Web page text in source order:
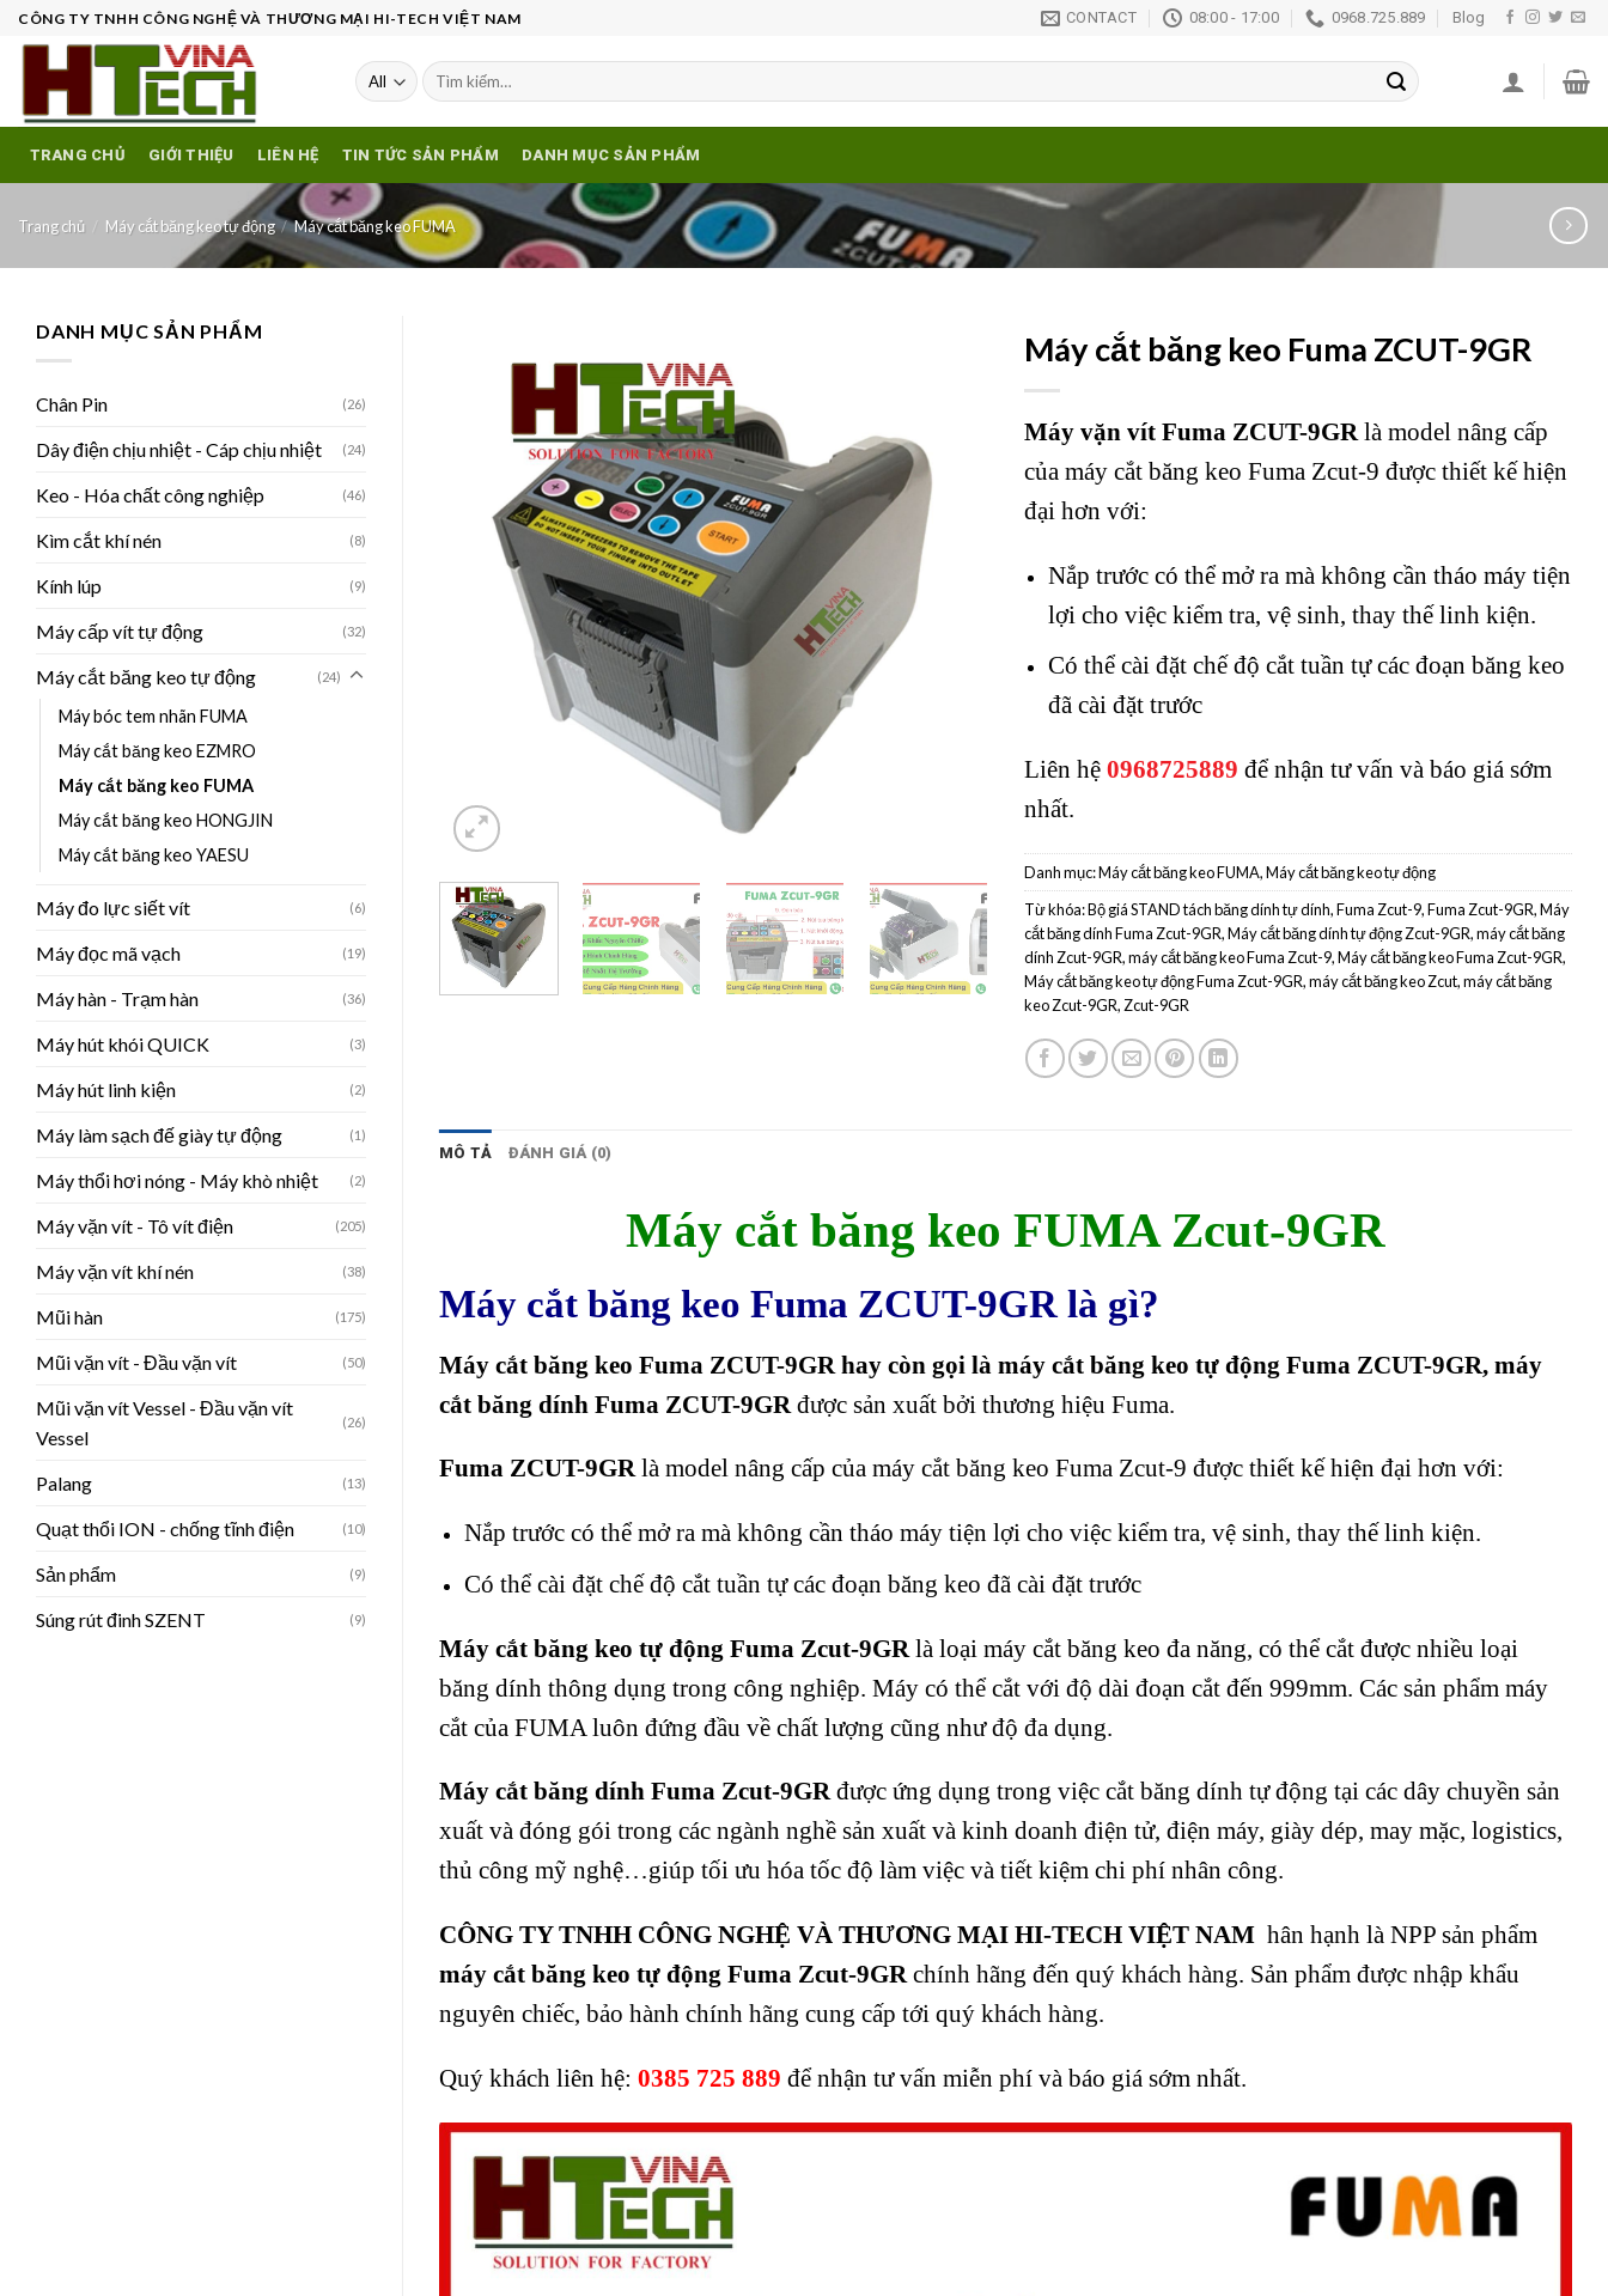
Skip
content
CÔNG TY TNHH CÔNG NGHỆ VÀ THƯƠNG MẠI HI-TECH VIỆT NAM CONTACT 08:00 - 17:00 0968.725.889 Blog
Tìm
kiếm:
TRANG CHỦ GIỚI THIỆU LIÊN HỆ TIN TỨC SẢN PHẨM DANH MỤC SẢN PHẨM
Trang chủ / Máy cắt băng keo tự động / Máy cắt băng keo FUMA
DANH MỤC SẢN PHẨM
Chân Pin (26)
Dây điện chịu nhiệt - Cáp chịu nhiệt (24)
Keo - Hóa chất công nghiệp (46)
Kìm cắt khí nén (8)
Kính lúp (9)
Máy cấp vít tự động (32)
Máy cắt băng keo tự động (24)
Máy bóc tem nhãn FUMA
Máy cắt băng keo EZMRO
Máy cắt băng keo FUMA
Máy cắt băng keo HONGJIN
Máy cắt băng keo YAESU
Máy đo lực siết vít (6)
Máy đọc mã vạch (19)
Máy hàn - Trạm hàn (36)
Máy hút khói QUICK (3)
Máy hút linh kiện (2)
Máy làm sạch đế giày tự động (1)
Máy thổi hơi nóng - Máy khò nhiệt (2)
Máy vặn vít - Tô vít điện (205)
Máy vặn vít khí nén (38)
Mũi hàn (175)
Mũi vặn vít - Đầu vặn vít (50)
Mũi vặn vít Vessel - Đầu vặn vít
Vessel
(26)
Palang (13)
Quạt thổi ION - chống tĩnh điện (10)
Sản phẩm (9)
Súng rút đinh SZENT (9)
Máy cắt băng keo Fuma ZCUT-9GR
Máy vặn vít Fuma ZCUT-9GR là model nâng cấp
của máy cắt băng keo Fuma Zcut-9 được thiết kế hiện
đại hơn với:
Nắp trước có thể mở ra mà không cần tháo máy tiện
lợi cho việc kiểm tra, vệ sinh, thay thế linh kiện.
Có thể cài đặt chế độ cắt tuần tự các đoạn băng keo
đã cài đặt trước
Liên hệ 0968725889 để nhận tư vấn và báo giá sớm
nhất.
Danh mục:Máy cắt băng keo FUMA,Máy cắt băng keo tự động
Từ khóa:Bộ giá STAND tách băng dính tự dính,Fuma Zcut-9,Fuma Zcut-9GR,Máy
cắt băng dính Fuma Zcut-9GR,Máy cắt băng dính tự động Zcut-9GR,máy cắt băng
dính Zcut-9GR,máy cắt băng keo Fuma Zcut-9,Máy cắt băng keo Fuma Zcut-9GR,
Máy cắt băng keo tự động Fuma Zcut-9GR,máy cắt băng keo Zcut,máy cắt băng
keo Zcut-9GR, Zcut-9GR
MÔ TẢ ĐÁNH GIÁ (0)
Máy cắt băng keo FUMA Zcut-9GR
Máy cắt băng keo Fuma ZCUT-9GR là gì?
Máy cắt băng keo Fuma ZCUT-9GR hay còn gọi là máy cắt băng keo tự động Fuma ZCUT-9GR, máy
cắt băng dính Fuma ZCUT-9GR được sản xuất bởi thương hiệu Fuma.
Fuma ZCUT-9GR là model nâng cấp của máy cắt băng keo Fuma Zcut-9 được thiết kế hiện đại hơn với:
Nắp trước có thể mở ra mà không cần tháo máy tiện lợi cho việc kiểm tra, vệ sinh, thay thế linh kiện.
Có thể cài đặt chế độ cắt tuần tự các đoạn băng keo đã cài đặt trước
Máy cắt băng keo tự động Fuma Zcut-9GR là loại máy cắt băng keo đa năng, có thể cắt được nhiều loại
băng dính thông dụng trong công nghiệp. Máy có thể cắt với độ dài đoạn cắt đến 999mm. Các sản phẩm máy
cắt của FUMA luôn đứng đầu về chất lượng cũng như độ đa dụng.
Máy cắt băng dính Fuma Zcut-9GR được ứng dụng trong việc cắt băng dính tự động tại các dây chuyền sản
xuất và đóng gói trong các ngành nghề sản xuất và kinh doanh điện tử, điện máy, giày dép, may mặc, logistics,
thủ công mỹ nghệ…giúp tối ưu hóa tốc độ làm việc và tiết kiệm chi phí nhân công.
CÔNG TY TNHH CÔNG NGHỆ VÀ THƯƠNG MẠI HI-TECH VIỆT NAM hân hạnh là NPP sản phẩm
máy cắt băng keo tự động Fuma Zcut-9GR chính hãng đến quý khách hàng. Sản phẩm được nhập khẩu
nguyên chiếc, bảo hành chính hãng cung cấp tới quý khách hàng.
Quý khách liên hệ: 0385 725 889 để nhận tư vấn miễn phí và báo giá sớm nhất.